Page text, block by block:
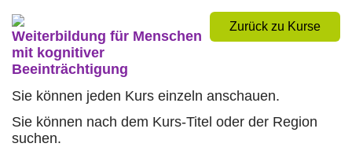
Zurück zu Kurse
Weiterbildung für Menschen
mit kognitiver
Beeinträchtigung
Sie können jeden Kurs einzeln anschauen.
Sie können nach dem Kurs-Titel oder der Region
suchen.